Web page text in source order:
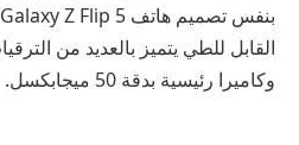
وكاميرا رئيسية بدقة 50 ميجابكسل.